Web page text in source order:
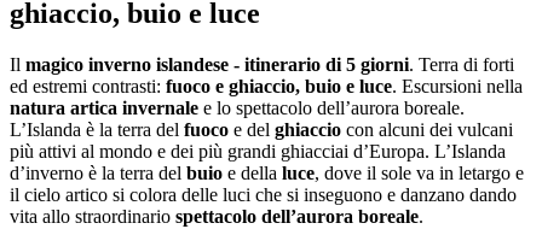
ghiaccio, buio e luce
Il magico inverno islandese - itinerario di 5 giorni. Terra di forti
ed estremi contrasti: fuoco e ghiaccio, buio e luce. Escursioni nella
natura artica invernale e lo spettacolo dell’aurora boreale.
L’Islanda è la terra del fuoco e del ghiaccio con alcuni dei vulcani
più attivi al mondo e dei più grandi ghiacciai d’Europa. L’Islanda
d’inverno è la terra del buio e della luce, dove il sole va in letargo e
il cielo artico si colora delle luci che si inseguono e danzano dando
vita allo straordinario spettacolo dell’aurora boreale.